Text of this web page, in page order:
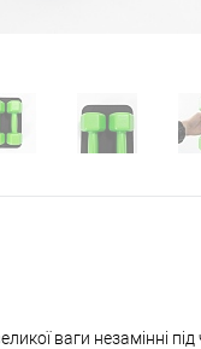
ваги незамінні